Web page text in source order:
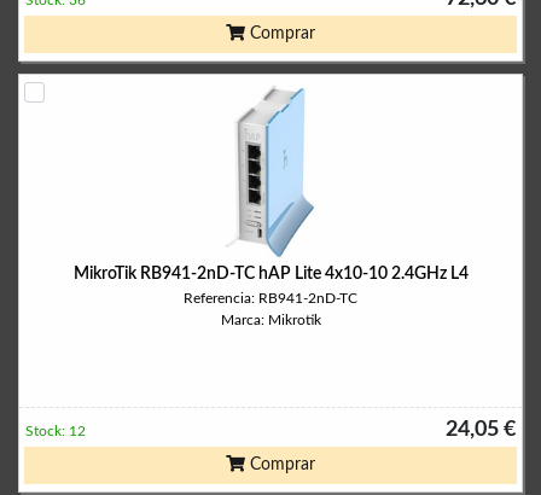
Comprar
MikroTik RB941-2nD-TC hAP Lite 4x10-10 2.4GHz L4
Referencia: RB941-2nD-TC
Marca: Mikrotik
24,05 €
Stock: 12
Comprar